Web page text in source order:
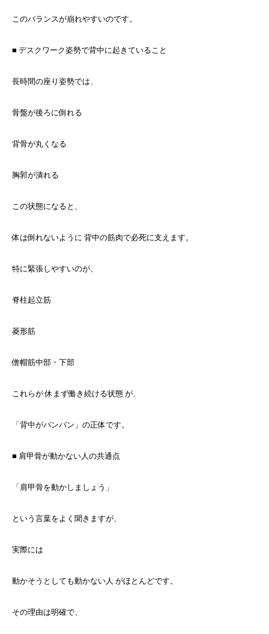
このバランスが崩れやすいのです。
■ デスクワーク姿勢で背中に起きていること
長時間の座り姿勢では、
骨盤が後ろに倒れる
背骨が丸くなる
胸郭が潰れる
この状態になると、
体は倒れないように 背中の筋肉で必死に支えます。
特に緊張しやすいのが、
脊柱起立筋
菱形筋
僧帽筋中部・下部
これらが 休まず働き続ける状態 が、
「背中がパンパン」の正体です。
■ 肩甲骨が動かない人の共通点
「肩甲骨を動かしましょう」
という言葉をよく聞きますが、
実際には
動かそうとしても動かない人 がほとんどです。
その理由は明確で、